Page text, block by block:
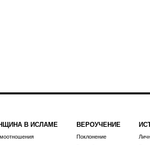
В ИСЛАМЕ ВЕРОУЧЕНИЕ
Поклонение